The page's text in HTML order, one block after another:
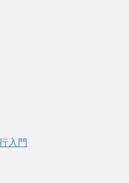
入門